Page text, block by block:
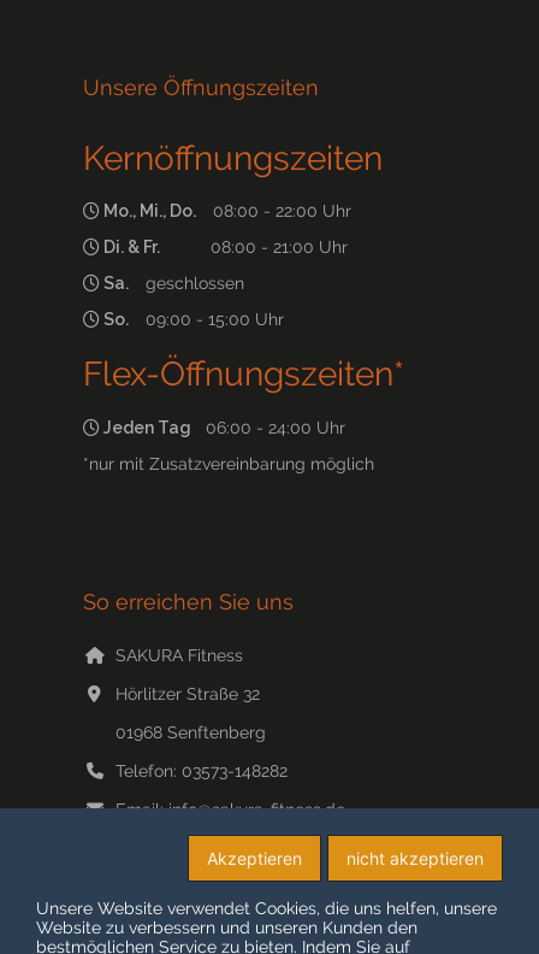
Unsere Öffnungszeiten
Kernöffnungszeiten
Mo., Mi., Do.
08:00 - 22:00 Uhr
Di. & Fr.
08:00 - 21:00 Uhr
Sa.
geschlossen
So.
09:00 - 15:00 Uhr
Flex-Öffnungszeiten*
Jeden Tag 06:00 - 24:00 Uhr
*nur mit Zusatzvereinbarung möglich
So erreichen Sie uns
SAKURA Fitness
Hörlitzer Straße 32
01968 Senftenberg
Telefon: 03573-148282
Email:info@sakura-fitness.de
www.sakura-fitness.de/
nicht akzeptieren
Akzeptieren
Unsere Website verwendet Cookies, die uns helfen, unsere
Website zu verbessern und unseren Kunden den
bestmöglichen Service zu bieten. Indem Sie auf